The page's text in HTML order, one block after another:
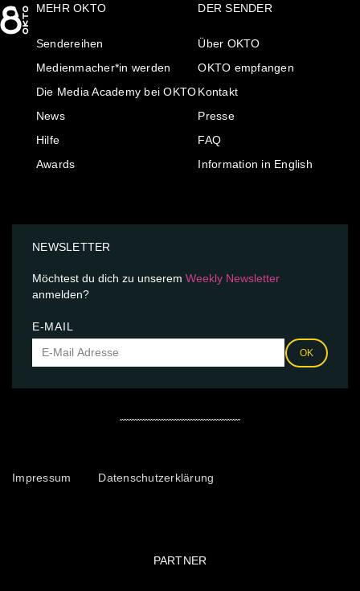
MEHR OKTO
Sendereihen
Medienmacher*in werden
Die Media Academy bei OKTO
News
Hilfe
Awards
DER SENDER
Über OKTO
OKTO empfangen
Kontakt
Presse
FAQ
Information in English
NEWSLETTER
Möchtest du dich zu unserem Weekly Newsletter
anmelden?
E-MAIL
OK
Impressum Datenschutzerklärung
PARTNER